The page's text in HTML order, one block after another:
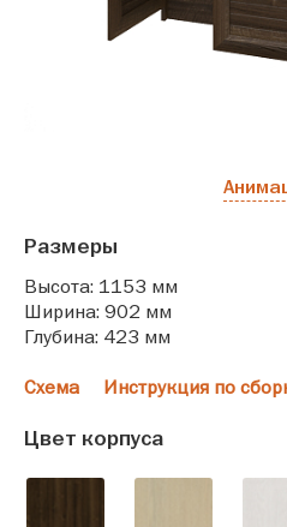
Размеры
Высота: 1153 мм
Ширина: 902 мм
Глубина: 423 мм
Схема Инструкция по
Цвет корпуса